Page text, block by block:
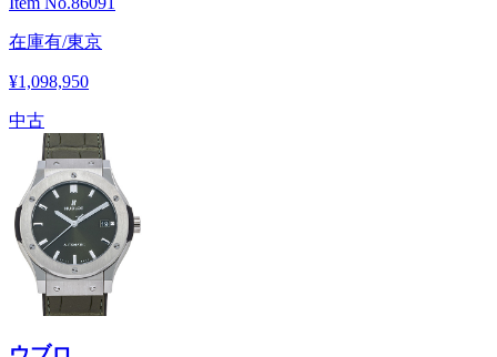
在庫有/東京
¥1,098,950
中古